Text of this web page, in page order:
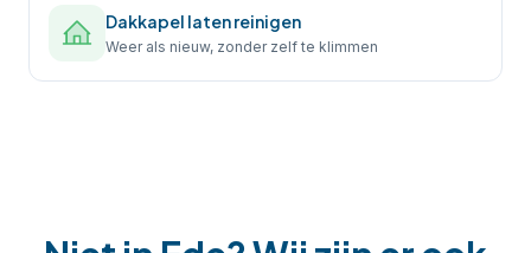
Dakkapel laten reinigen
Weer als nieuw, zonder zelf te klimmen